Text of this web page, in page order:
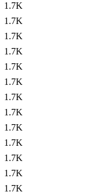
1.7K
1.7K
1.7K
1.7K
1.7K
1.7K
1.7K
1.7K
1.7K
1.7K
1.7K
1.7K
1.7K